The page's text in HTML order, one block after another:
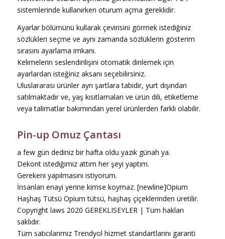
sistemlerinde kullanırken oturum açma gereklidir.
Ayarlar bölümünü kullarak çevirisini görmek istediğiniz
sözlükleri seçme ve aynı zamanda sözlüklerin gösterim
sırasını ayarlama imkanı.
Kelimelerin seslendirilişini otomatik dinlemek için
ayarlardan isteğiniz aksanı seçebilirsiniz.
Uluslararası ürünler ayrı şartlara tabidir, yurt dışından
satılmaktadır ve, yaş kısıtlamaları ve ürün dili, etiketleme
veya talimatlar bakımından yerel ürünlerden farklı olabilir.
Pin-up Omuz Çantası
a few gün dediniz bir hafta oldu yazık günah ya.
Dekont istediğimiz attım her şeyi yaptım.
Gerekeni yapılmasını istiyorum.
İnsanları enayi yerine kimse koymaz. [newline]Opium
Haşhaş Tütsü Opium tütsü, haşhaş çiçeklerinden üretilir.
Copyright laws 2020 GEREKLISEYLER | Tüm hakları
saklıdır.
Tüm satıcılarımız Trendyol hizmet standartlarını garanti